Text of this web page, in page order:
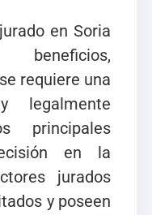
en Soria
requiere una
legalmente
principales
en la
jurados
y poseen